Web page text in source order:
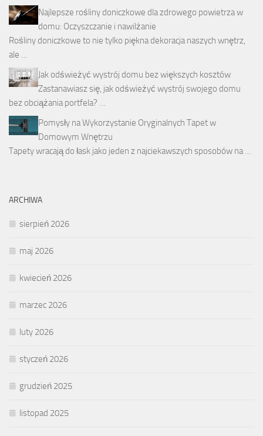
Najlepsze rośliny doniczkowe dla zdrowego powietrza w
domu: Oczyszczanie i nawilżanie
Rośliny doniczkowe to nie tylko piękna dekoracja naszych wnętrz,
ale …
Jak odświeżyć wystrój domu bez większych kosztów
Zastanawiasz się, jak odświeżyć wystrój swojego domu
bez obciążania portfela? …
Pomysły na Wykorzystanie Oryginalnych Tapet w
Domowym Wnętrzu
Tapety wracają do łask jako jeden z najciekawszych sposobów na …
ARCHIWA
sierpień 2026
maj 2026
kwiecień 2026
marzec 2026
luty 2026
styczeń 2026
grudzień 2025
listopad 2025